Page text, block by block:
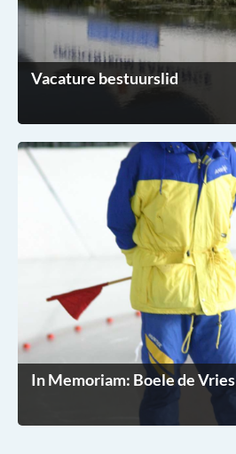
Vacature bestuurslid
In Memoriam: Boele de Vries